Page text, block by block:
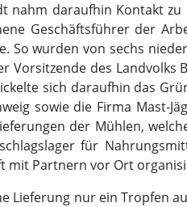
nahm daraufhin Kontakt
Geschäftsführer der
So wurden von sechs
Vorsitzende des Landvolks
sich daraufhin das
sowie die Firma Mast-
der Mühlen,
für
mit Partnern vor Ort
Lieferung nur ein Tropfen